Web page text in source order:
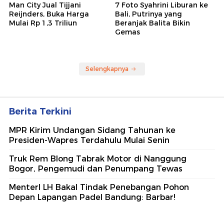
Man City Jual Tijjani
Reijnders, Buka Harga
Mulai Rp 1,3 Triliun
7 Foto Syahrini Liburan ke
Bali, Putrinya yang
Beranjak Balita Bikin
Gemas
Selengkapnya
Berita Terkini
MPR Kirim Undangan Sidang Tahunan ke
Presiden-Wapres Terdahulu Mulai Senin
Truk Rem Blong Tabrak Motor di Nanggung
Bogor, Pengemudi dan Penumpang Tewas
MenterI LH Bakal Tindak Penebangan Pohon
Depan Lapangan Padel Bandung: Barbar!